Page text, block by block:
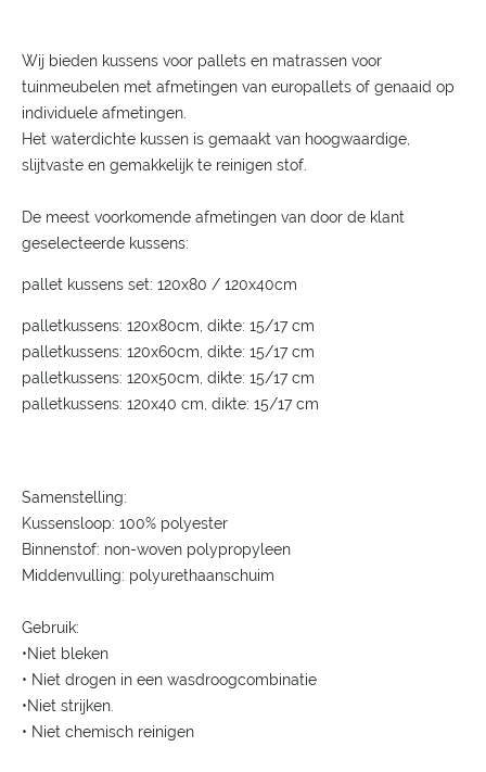
Wij bieden kussens voor pallets en matrassen voor
tuinmeubelen met afmetingen van europallets of genaaid op
individuele afmetingen.
Het waterdichte kussen is gemaakt van hoogwaardige,
slijtvaste en gemakkelijk te reinigen stof.
De meest voorkomende afmetingen van door de klant
geselecteerde kussens:
pallet kussens set: 120x80 / 120x40cm
palletkussens: 120x80cm, dikte: 15/17 cm
palletkussens: 120x60cm, dikte: 15/17 cm
palletkussens: 120x50cm, dikte: 15/17 cm
palletkussens: 120x40 cm, dikte: 15/17 cm
Samenstelling:
Kussensloop: 100% polyester
Binnenstof: non-woven polypropyleen
Middenvulling: polyurethaanschuim
Gebruik:
•Niet bleken
• Niet drogen in een wasdroogcombinatie
•Niet strijken.
• Niet chemisch reinigen